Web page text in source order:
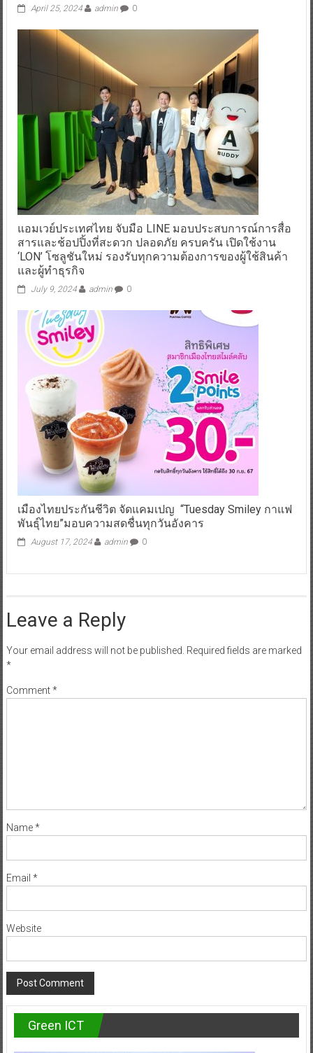
April 25, 2024 admin 0
แอมเวย์ประเทศไทย จับมือ LINE มอบประสบการณ์การสื่อ
สารและช้อปปิ้งที่สะดวก ปลอดภัย ครบครัน เปิดใช้งาน
‘LON’ โซลูชันใหม่ รองรับทุกความต้องการของผู้ใช้สินค้า
และผู้ทำธุรกิจ
July 9, 2024 admin 0
เมืองไทยประกันชีวิต จัดแคมเปญ “Tuesday Smiley กาแฟ
พันธุ์ไทย”มอบความสดชื่นทุกวันอังคาร
August 17, 2024 admin 0
Leave a Reply
Your email address will not be published. Required fields are marked
*
Comment*
Name*
Email *
Website
Green ICT